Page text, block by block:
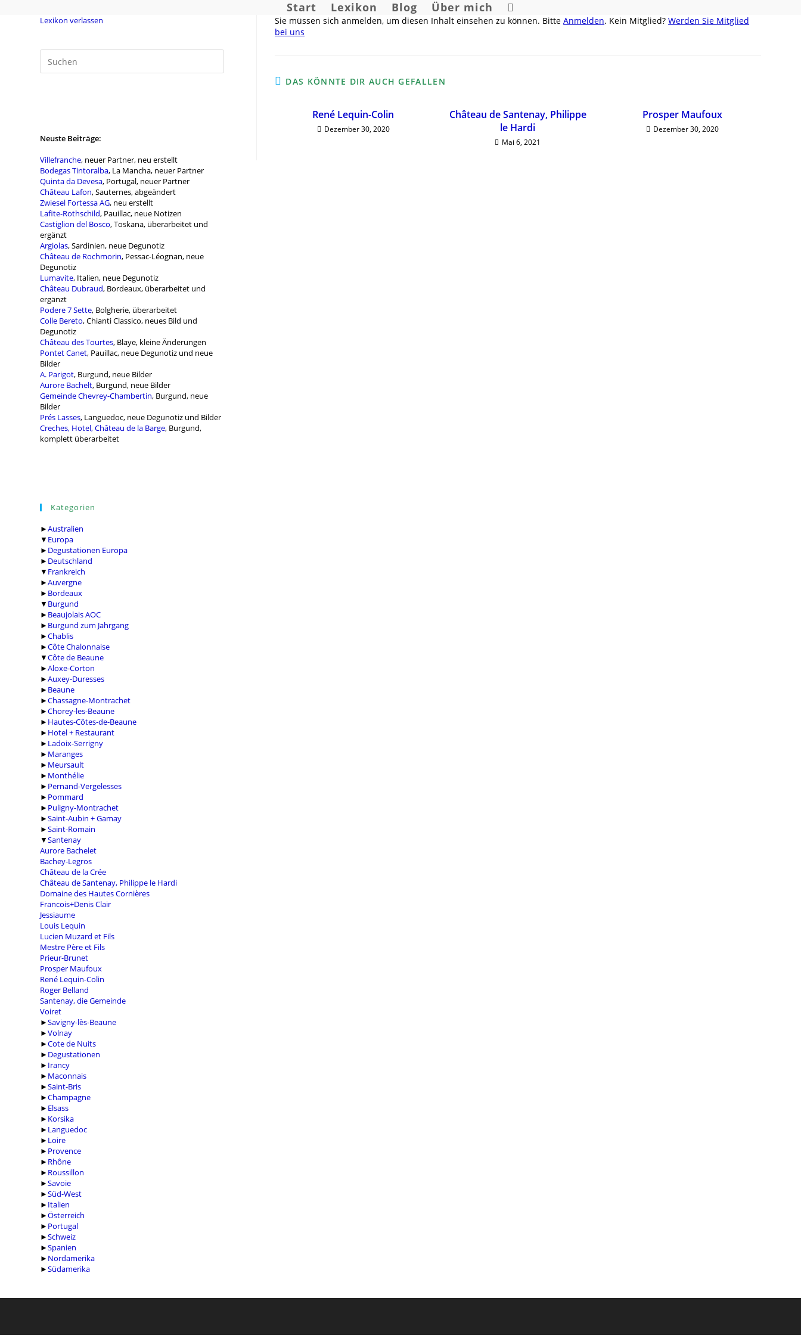
Start Lexikon Blog Über mich
Website-
Suche
Lexikon verlassen
Neuste Beiträge:
Villefranche, neuer Partner, neu erstellt
Bodegas Tintoralba, La Mancha, neuer Partner
Quinta da Devesa, Portugal, neuer Partner
Château Lafon, Sauternes, abgeändert
Zwiesel Fortessa AG, neu erstellt
Lafite-Rothschild, Pauillac, neue Notizen
Castiglion del Bosco, Toskana, überarbeitet und
ergänzt
Argiolas, Sardinien, neue Degunotiz
Château de Rochmorin, Pessac-Léognan, neue
Degunotiz
Lumavite, Italien, neue Degunotiz
Château Dubraud, Bordeaux, überarbeitet und
ergänzt
Podere 7 Sette, Bolgherie, überarbeitet
Colle Bereto, Chianti Classico, neues Bild und
Degunotiz
Château des Tourtes, Blaye, kleine Änderungen
Pontet Canet, Pauillac, neue Degunotiz und neue
Bilder
A. Parigot, Burgund, neue Bilder
Aurore Bachelt, Burgund, neue Bilder
Gemeinde Chevrey-Chambertin, Burgund, neue
Bilder
Prés Lasses, Languedoc, neue Degunotiz und Bilder
Creches, Hotel, Château de la Barge, Burgund,
komplett überarbeitet
Kategorien
►Australien
▼ Europa
► Degustationen Europa
► Deutschland
▼ Frankreich
►Auvergne
► Bordeaux
▼ Burgund
► Beaujolais AOC
► Burgund zum Jahrgang
►Chablis
►Côte Chalonnaise
▼Côte de Beaune
►Aloxe-Corton
►Auxey-Duresses
► Beaune
►Chassagne-Montrachet
►Chorey-les-Beaune
► Hautes-Côtes-de-Beaune
► Hotel + Restaurant
► Ladoix-Serrigny
► Maranges
► Meursault
► Monthélie
► Pernand-Vergelesses
► Pommard
► Puligny-Montrachet
►Saint-Aubin + Gamay
►Saint-Romain
▼Santenay
Aurore Bachelet
Bachey-Legros
Château de la Crée
Château de Santenay, Philippe le Hardi
Domaine des Hautes Cornières
Francois+Denis Clair
Jessiaume
Louis Lequin
Lucien Muzard et Fils
Mestre Père et Fils
Prieur-Brunet
Prosper Maufoux
René Lequin-Colin
Roger Belland
Santenay, die Gemeinde
Voiret
►Savigny-lès-Beaune
►Volnay
►Cote de Nuits
► Degustationen
► Irancy
► Maconnais
►Saint-Bris
►Champagne
► Elsass
► Korsika
► Languedoc
► Loire
► Provence
► Rhône
► Roussillon
►Savoie
►Süd-West
► Italien
►Österreich
► Portugal
►Schweiz
►Spanien
► Nordamerika
►Südamerika
Sie müssen sich anmelden, um diesen Inhalt einsehen zu können. BitteAnmelden. Kein Mitglied?Werden Sie Mitglied
bei uns
DAS KÖNNTE DIR AUCH GEFALLEN
René Lequin-Colin
Dezember 30, 2020
Château de Santenay, Philippe
le Hardi
Mai 6, 2021
Prosper Maufoux
Dezember 30, 2020